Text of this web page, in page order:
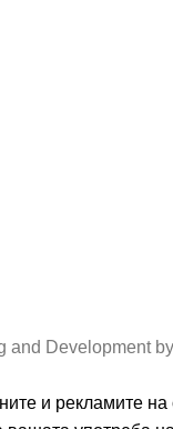
and Development
и рекламите на